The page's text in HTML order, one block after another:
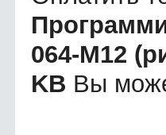
064-М12
KB Вы